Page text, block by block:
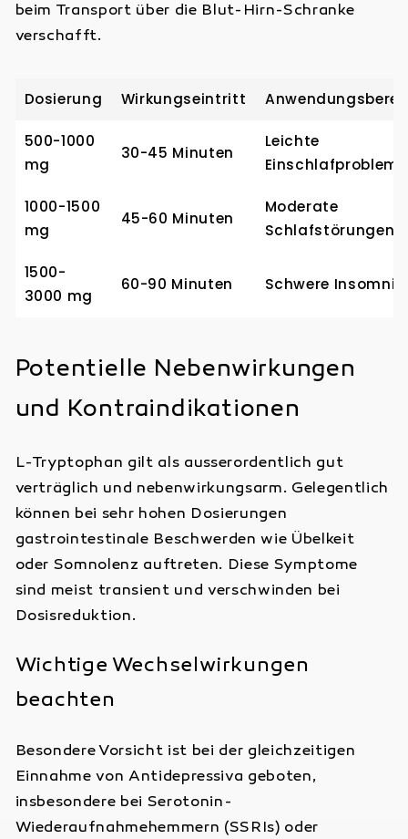
beim Transport über die Blut-Hirn-Schranke
verschafft.
Dosierung Wirkungseintritt
500-1000
mg
30-45 Minuten
Leichte
Einschlafprobleme
1000-1500
mg
45-60 Minuten
Moderate
Schlafstörungen
1500-
3000 mg
60-90 Minuten Schwere Insomnie
Potentielle Nebenwirkungen
und Kontraindikationen
L-Tryptophan gilt als ausserordentlich gut
verträglich und nebenwirkungsarm. Gelegentlich
können bei sehr hohen Dosierungen
gastrointestinale Beschwerden wie Übelkeit
oder Somnolenz auftreten. Diese Symptome
sind meist transient und verschwinden bei
Dosisreduktion.
Wichtige Wechselwirkungen
beachten
Besondere Vorsicht ist bei der gleichzeitigen
Einnahme von Antidepressiva geboten,
insbesondere bei Serotonin-
Wiederaufnahmehemmern (SSRIs) oder